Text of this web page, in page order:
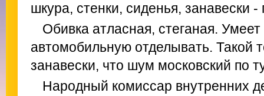
шкура, стенки, сиденья, занавески -
Обивка атласная, стеганая.
автомобильную отделывать. Такой
занавески, что шум московский по
Народный комиссар внутренних